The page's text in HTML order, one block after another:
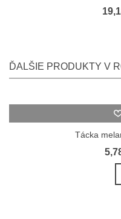
ĎALŠIE PRODUKTY V
Tácka